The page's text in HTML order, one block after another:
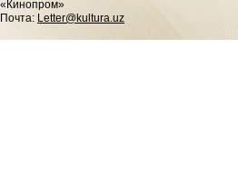
«Кинопром»
Почта: Letter@kultura.uz